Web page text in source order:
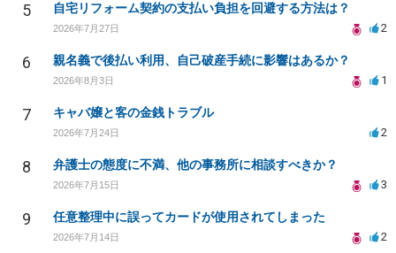
5 自宅リフォーム契約の支払い負担を回避する方法は？
2026年7月27日 2
6 親名義で後払い利用、自己破産手続に影響はあるか？
2026年8月3日 1
7 キャバ嬢と客の金銭トラブル
2026年7月24日 2
8 弁護士の態度に不満、他の事務所に相談すべきか？
2026年7月15日 3
9 任意整理中に誤ってカードが使用されてしまった
2026年7月14日 2